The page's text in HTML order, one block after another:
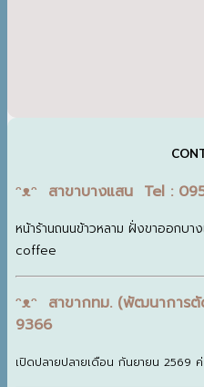
ᵔᴥᵔ สาขาบางแสน Tel :
หน้าร้านถนนข้าวหลาม ฝั่งขาออกบ
coffee
ᵔᴥᵔ สาขากทม. (พัฒนาการ
9366
เปิดปลายปลายเดือน กันยายน 2569 ค่